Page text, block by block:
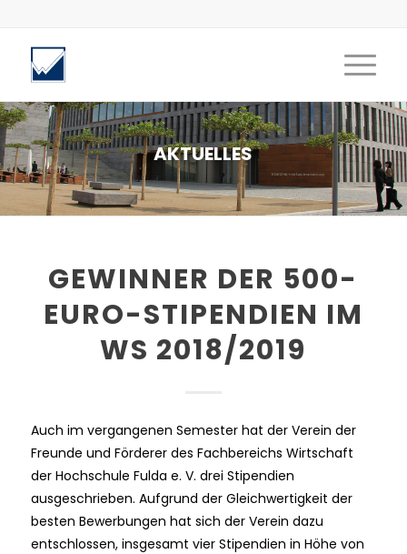
AKTUELLES
GEWINNER DER 500-
EURO-STIPENDIEN IM
WS 2018/2019
Auch im vergangenen Semester hat der Verein der
Freunde und Förderer des Fachbereichs Wirtschaft
der Hochschule Fulda e. V. drei Stipendien
ausgeschrieben. Aufgrund der Gleichwertigkeit der
besten Bewerbungen hat sich der Verein dazu
entschlossen, insgesamt vier Stipendien in Höhe von